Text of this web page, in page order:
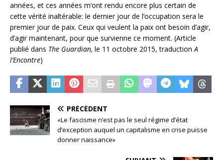
années, et ces années m’ont rendu encore plus certain de
cette vérité inaltérable: le dernier jour de l’occupation sera le
premier jour de paix. Ceux qui veulent la paix ont besoin d’agir,
d’agir maintenant, pour que survienne ce moment. (Article
publié dans The Guardian, le 11 octobre 2015, traductionA
l’Encontre)
PRÉCÉDENT
«Le fascisme n’est pas le seul régime d’état
d’exception auquel un capitalisme en crise puisse
donner naissance»